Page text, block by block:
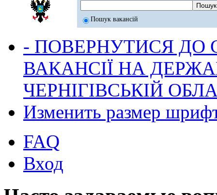
Пошук вакансій
- ПОВЕРНУТИСЯ ДО
ВАКАНСІЇ НА
ЧЕРНІГІВСЬКІЙ
Изменить размер
FAQ
Вход